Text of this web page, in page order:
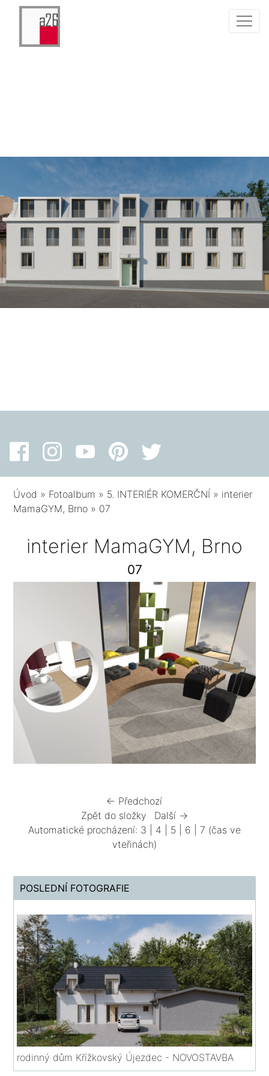
Úvod » Fotoalbum » 5. INTERIÉR KOMERČNÍ » interier
MamaGYM, Brno » 07
interier MamaGYM, Brno
07
← Předchozí
Zpět do složky
Další →
Automatické procházení: 3 4 5 6 7 (čas ve
vteřinách)
POSLEDNÍ FOTOGRAFIE
rodinný dům Křížkovský Újezdec - NOVOSTAVBA